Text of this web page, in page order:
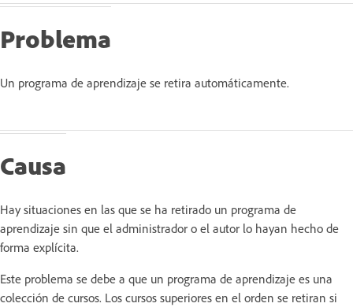
Problema
Un programa de aprendizaje se retira automáticamente.
Causa
Hay situaciones en las que se ha retirado un programa de
aprendizaje sin que el administrador o el autor lo hayan hecho de
forma explícita.
Este problema se debe a que un programa de aprendizaje es una
colección de cursos. Los cursos superiores en el orden se retiran si